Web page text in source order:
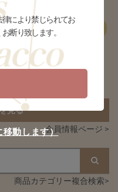
行 は行 ま行
ません
見る
会員情報ページ >
商品カテゴリー複合検索>
により禁じられてお
断り致します。
移動します）